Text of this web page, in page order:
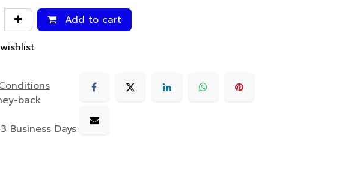
Add to cart
back
Business Days